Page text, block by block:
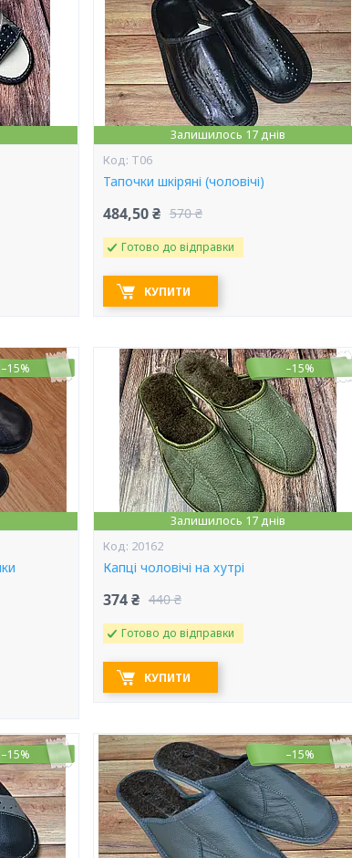
Залишилось 17 днів
Т06
Тапочки шкіряні (чоловічі)
484,50 ₴ 570 ₴
Готово до відправки
КУПИТИ
–15% –15%
Залишилось 17 днів
20162
Капці чоловічі на хутрі
374 ₴ 440 ₴
Готово до відправки
КУПИТИ
–15% –15%